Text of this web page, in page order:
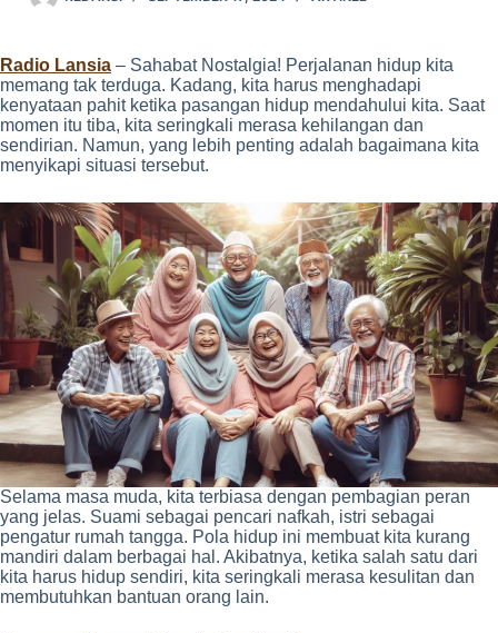
Radio Lansia – Sahabat Nostalgia! Perjalanan hidup kita
memang tak terduga. Kadang, kita harus menghadapi
kenyataan pahit ketika pasangan hidup mendahului kita. Saat
momen itu tiba, kita seringkali merasa kehilangan dan
sendirian. Namun, yang lebih penting adalah bagaimana kita
menyikapi situasi tersebut.
Selama masa muda, kita terbiasa dengan pembagian peran
yang jelas. Suami sebagai pencari nafkah, istri sebagai
pengatur rumah tangga. Pola hidup ini membuat kita kurang
mandiri dalam berbagai hal. Akibatnya, ketika salah satu dari
kita harus hidup sendiri, kita seringkali merasa kesulitan dan
membutuhkan bantuan orang lain.